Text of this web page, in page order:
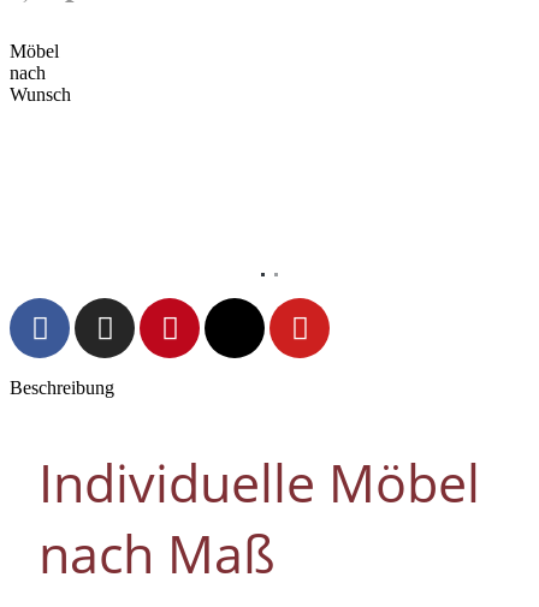
Möbel
nach
Wunsch
Beschreibung
Individuelle Möbel
nach Maß